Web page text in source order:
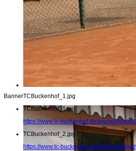
TCBuckenhof_1.jpg
Banner
TCBuckenhof_1.jpg
https://www.tc-buckenhof.de/images/
TCBuckenhof_2.jpg
https://www.tc-buckenhof.de/images/